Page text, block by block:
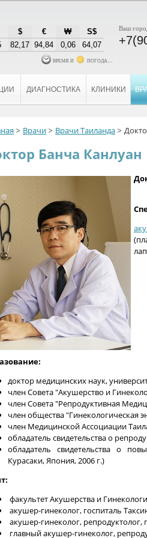
$ € ₩
S$
82,17 94,84 0,06 64,07
время и погода...
Ваш
ДИАГНОСТИКА КЛИНИКИ
Врачи Врачи Таиланда
Банча Канлуан
доктор медицинских наук,
член Совета "Акушерство и
член Совета "Репродуктивная
член общества "Гинекологическая
член Медицинской Ассоциации
обладатель свидетельства о
обладатель свидетельства о
Курасаки, Япония, 2006 г.)
факультет Акушерства и
акушер-гинеколог, госпиталь
акушер-гинеколог, репродуктолог,
главный акушер-гинеколог,